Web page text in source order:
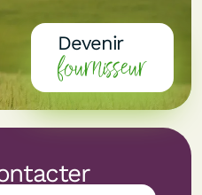
Devenir
fournisseur